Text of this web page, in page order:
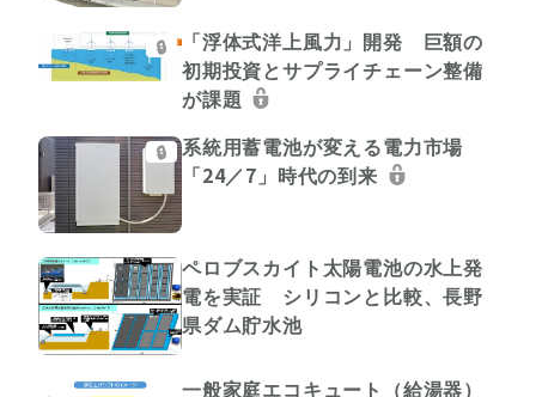
🔒
「浮体式洋上風力」開発 巨額の
初期投資とサプライチェーン整備
が課題
🔒
系統用蓄電池が変える電力市場
「24／7」時代の到来
ペロブスカイト太陽電池の水上発
電を実証 シリコンと比較、長野
県ダム貯水池
一般家庭エコキュート（給湯器）